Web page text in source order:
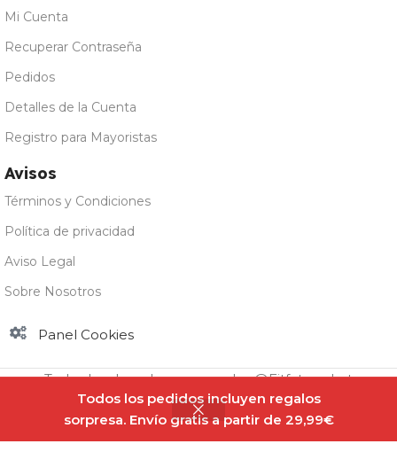
Todos los pedidos incluyen regalos
sorpresa. Envío gratis a partir de 29,99€
Mi Cuenta
Recuperar Contraseña
Pedidos
Detalles de la Cuenta
Registro para Mayoristas
Avisos
Términos y Condiciones
Política de privacidad
Aviso Legal
Sobre Nosotros
Panel Cookies
Todos los derechos reservados @Fitfatmarket